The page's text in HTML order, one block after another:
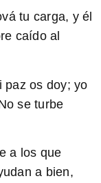
tu carga, y él
caído al
paz os doy; yo
se turbe
a los que
a bien,